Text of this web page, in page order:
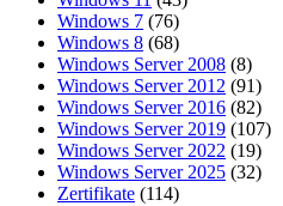
Windows 7 (76)
Windows 8 (68)
Windows Server 2008 (8)
Windows Server 2012 (91)
Windows Server 2016 (82)
Windows Server 2019 (107)
Windows Server 2022 (19)
Windows Server 2025 (32)
Zertifikate (114)